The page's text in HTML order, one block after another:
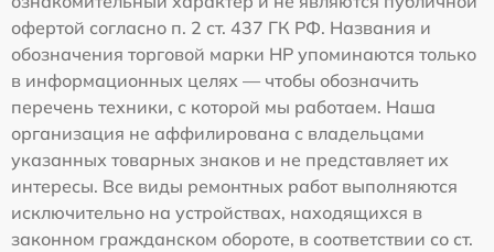
офертой согласно п. 2 ст. 437 ГК РФ. Названия и
обозначения торговой марки HP упоминаются только
в информационных целях — чтобы обозначить
перечень техники, с которой мы работаем. Наша
организация не аффилирована с владельцами
указанных товарных знаков и не представляет их
интересы. Все виды ремонтных работ выполняются
исключительно на устройствах, находящихся в
законном гражданском обороте, в соответствии со ст.